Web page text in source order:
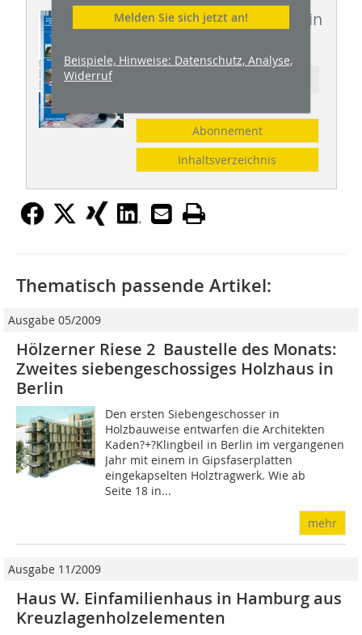
Dieser Artikel erschien in
Abonnement
Inhaltsverzeichnis
Melden Sie sich jetzt an!
Beispiele, Hinweise: Datenschutz, Analyse,
Widerruf
Thematisch passende Artikel:
Ausgabe 05/2009
Hölzerner Riese 2 Baustelle des Monats:
Zweites siebengeschossiges Holzhaus in
Berlin
Den ersten Siebengeschosser in
Holzbauweise entwarfen die Architekten
Kaden?+?Klingbeil in Berlin im vergangenen
Jahr mit einem in Gipsfaserplatten
eingekapselten Holztragwerk. Wie ab
Seite 18 in...
mehr
Ausgabe 11/2009
Haus W. Einfamilienhaus in Hamburg aus
Kreuzlagenholzelementen